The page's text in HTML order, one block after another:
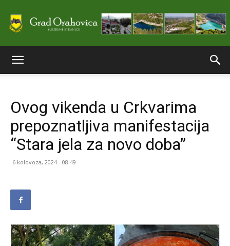
stranice
Grada
Ovog vikenda u Crkvarima
prepoznatljiva manifestacija
“Stara jela za novo doba”
6 kolovoza, 2024 - 08:49